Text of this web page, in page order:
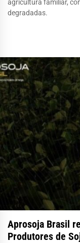
agricultura familiar,
degradadas.
Aprosoja Brasil
Produtores de